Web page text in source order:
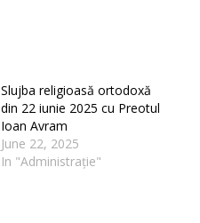
Slujba religioasă ortodoxă
din 22 iunie 2025 cu Preotul
Ioan Avram
June 22, 2025
In "Administrație"